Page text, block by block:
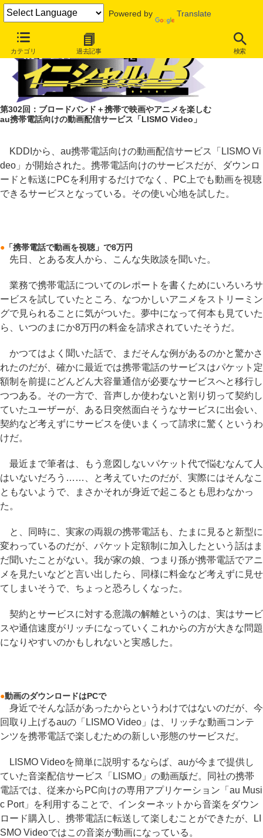
Powered by Translate
カテゴリ 過去記事 検索
第302回：ブロードバンド＋携帯で映画やアニメを楽しむ
au携帯電話向けの動画配信サービス「LISMO Video」
KDDIから、au携帯電話向けの動画配信サービス「LISMO Vi
deo」が開始された。携帯電話向けのサービスだが、ダウンロ
ードと転送にPCを利用するだけでなく、PC上でも動画を視聴
できるサービスとなっている。その使い心地を試した。
● 「携帯電話で動画を視聴」で8万円
先日、とある友人から、こんな失敗談を聞いた。
業務で携帯電話についてのレポートを書くためにいろいろサ
ービスを試していたところ、なつかしいアニメをストリーミン
グで見られることに気がついた。夢中になって何本も見ていた
ら、いつのまにか8万円の料金を請求されていたそうだ。
かつてはよく聞いた話で、まだそんな例があるのかと驚かさ
れたのだが、確かに最近では携帯電話のサービスはパケット定
額制を前提にどんどん大容量通信が必要なサービスへと移行し
つつある。その一方で、音声しか使わないと割り切って契約し
ていたユーザーが、ある日突然面白そうなサービスに出会い、
契約など考えずにサービスを使いまくって請求に驚くというわ
けだ。
最近まで筆者は、もう意図しないパケット代で悩むなんて人
はいないだろう……、と考えていたのだが、実際にはそんなこ
ともないようで、まさかそれが身近で起こるとも思わなかっ
た。
と、同時に、実家の両親の携帯電話も、たまに見ると新型に
変わっているのだが、パケット定額制に加入したという話はま
だ聞いたことがない。我が家の娘、つまり孫が携帯電話でアニ
メを見たいなどと言い出したら、同様に料金など考えずに見せ
てしまいそうで、ちょっと恐ろしくなった。
契約とサービスに対する意識の解離というのは、実はサービ
スや通信速度がリッチになっていくこれからの方が大きな問題
になりやすいのかもしれないと実感した。
●動画のダウンロードはPCで
身近でそんな話があったからというわけではないのだが、今
回取り上げるauの「LISMO Video」は、リッチな動画コンテ
ンツを携帯電話で楽しむための新しい形態のサービスだ。
LISMO Videoを簡単に説明するならば、auが今まで提供し
ていた音楽配信サービス「LISMO」の動画版だ。同社の携帯
電話では、従来からPC向けの専用アプリケーション「au Musi
c Port」を利用することで、インターネットから音楽をダウン
ロード購入し、携帯電話に転送して楽しむことができたが、LI
SMO Videoではこの音楽が動画になっている。